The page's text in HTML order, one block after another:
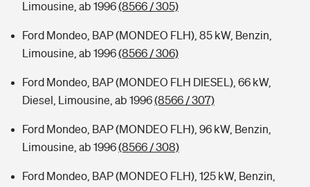
Limousine, ab 1996(8566 / 305)
Ford Mondeo, BAP (MONDEO FLH), 85 kW, Benzin,
Limousine, ab 1996(8566 / 306)
Ford Mondeo, BAP (MONDEO FLH DIESEL), 66 kW,
Diesel, Limousine, ab 1996(8566 / 307)
Ford Mondeo, BAP (MONDEO FLH), 96 kW, Benzin,
Limousine, ab 1996(8566 / 308)
Ford Mondeo, BAP (MONDEO FLH), 125 kW, Benzin,